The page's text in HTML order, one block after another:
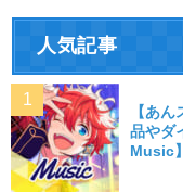
人気記事
【あ
品やダ
Music】